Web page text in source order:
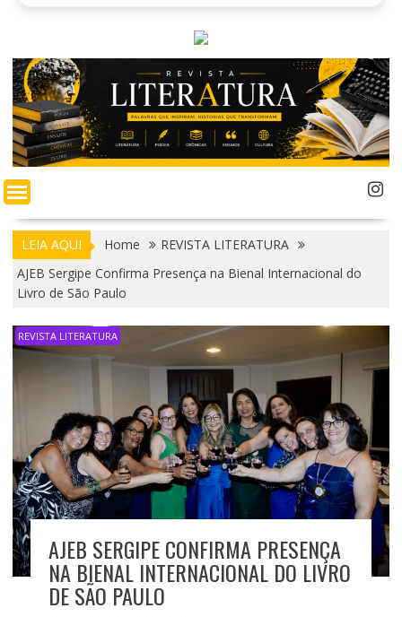
LEIA AQUI Home
REVISTA LITERATURA
AJEB Sergipe Confirma Presença na Bienal Internacional do
Livro de São Paulo
REVISTA LITERATURA
AJEB SERGIPE CONFIRMA PRESENÇA
NA BIENAL INTERNACIONAL DO LIVRO
DE SÃO PAULO